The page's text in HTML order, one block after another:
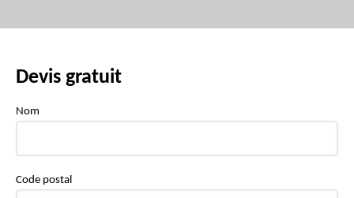
Devis gratuit
Nom
Code postal